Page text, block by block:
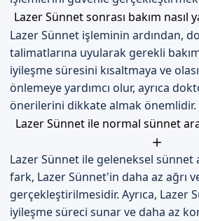
Lazer Sünnet sonrası bakım nasıl
Lazer Sünnet işleminin ardından,
talimatlarına uyularak gerekli
iyileşme süresini kısaltmaya ve
önlemeye yardımcı olur, ayrıca
önerilerini dikkate almak önemlidir.
Lazer Sünnet ile normal sünnet
Lazer Sünnet ile geleneksel sünnet
fark, Lazer Sünnet'in daha az ağrı
gerçekleştirilmesidir. Ayrıca, Lazer
iyileşme süreci sunar ve daha az